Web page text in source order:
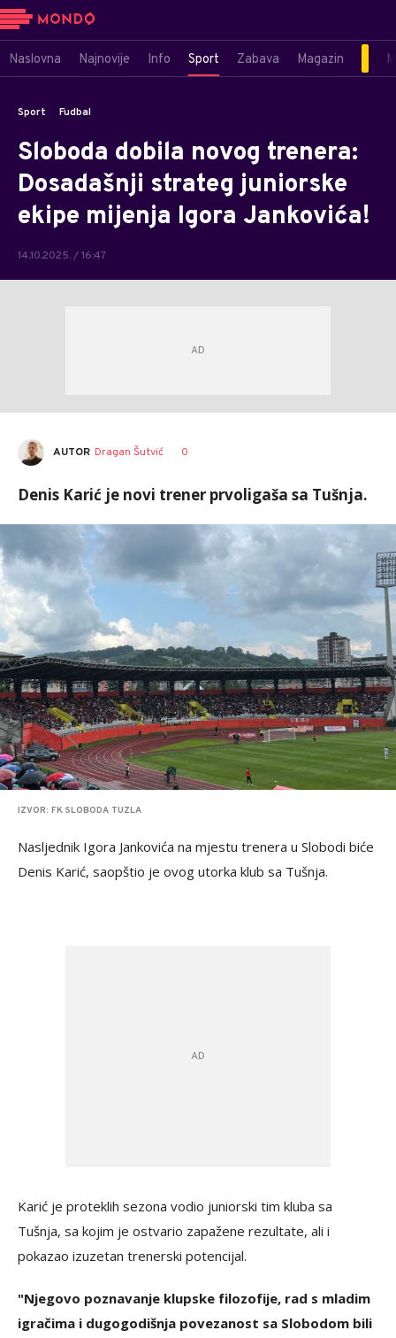
Naslovna Najnovije Info Sport Zabava Magazin
Sport Fudbal
Sloboda dobila novog trenera:
Dosadašnji strateg juniorske
ekipe mijenja Igora Jankovića!
14.10.2025. / 16:47
AUTOR Dragan Šutvić 0
Denis Karić je novi trener prvoligaša sa Tušnja.
IZVOR: FK SLOBODA TUZLA
Nasljednik Igora Jankovića na mjestu trenera u Slobodi biće
Denis Karić, saopštio je ovog utorka klub sa Tušnja.
Karić je proteklih sezona vodio juniorski tim kluba sa
Tušnja, sa kojim je ostvario zapažene rezultate, ali i
pokazao izuzetan trenerski potencijal.
"Njegovo poznavanje klupske filozofije, rad s mladim
igračima i dugogodišnja povezanost sa Slobodom bili